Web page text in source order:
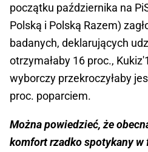
początku października na
Polską i Polską Razem)
badanych, deklarujących
otrzymałaby 16 proc.,
wyborczy przekroczyłaby
proc. poparciem.
Można powiedzieć, że
komfort rzadko spotykany